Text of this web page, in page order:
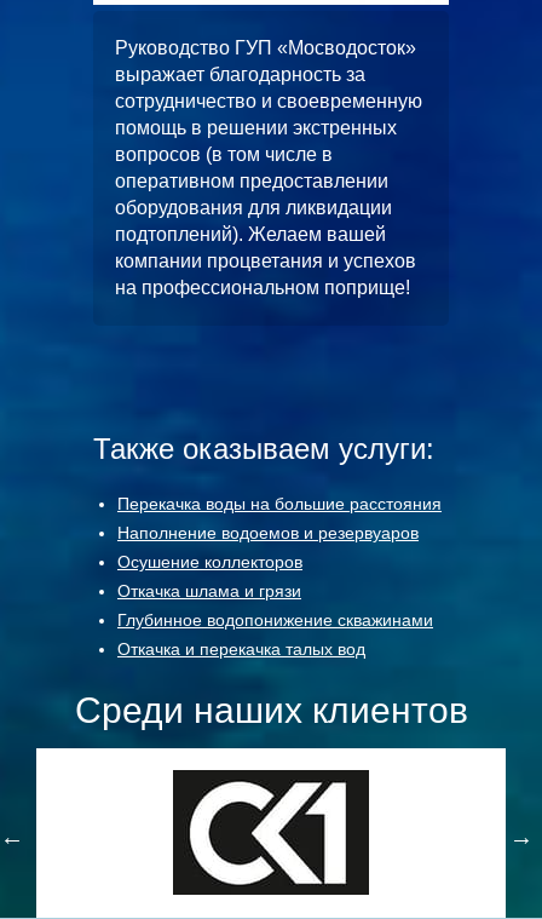
Руководство ГУП «Мосводосток»
выражает благодарность за
сотрудничество и своевременную
помощь в решении экстренных
вопросов (в том числе в
оперативном предоставлении
оборудования для ликвидации
подтоплений). Желаем вашей
компании процветания и успехов
на профессиональном поприще!
Также оказываем услуги:
Перекачка воды на большие расстояния
Наполнение водоемов и резервуаров
Осушение коллекторов
Откачка шлама и грязи
Глубинное водопонижение скважинами
Откачка и перекачка талых вод
Среди наших клиентов